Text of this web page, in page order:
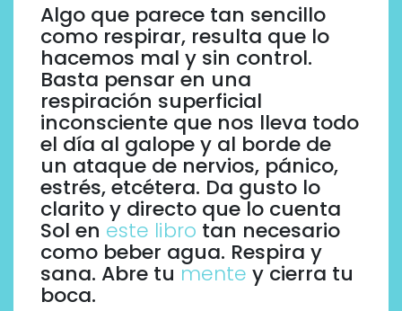
Algo que parece tan sencillo
como respirar, resulta que lo
hacemos mal y sin control.
Basta pensar en una
respiración superficial
inconsciente que nos lleva todo
el día al galope y al borde de
un ataque de nervios, pánico,
estrés, etcétera. Da gusto lo
clarito y directo que lo cuenta
Sol en este libro tan necesario
como beber agua. Respira y
sana. Abre tu mente y cierra tu
boca.